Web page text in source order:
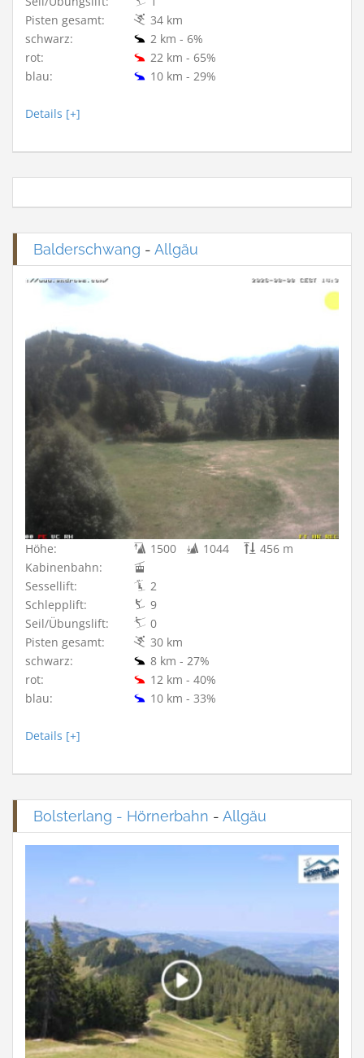
Pisten gesamt:
34 km
schwarz:
2 km - 6%
rot:
22 km - 65%
blau:
10 km - 29%
Details [+]
Balderschwang - Allgäu
Höhe: 1500 1044
456 m
Kabinenbahn:
Sessellift:
2
Schlepplift:
9
Seil/Übungslift:
0
Pisten gesamt:
30 km
schwarz:
8 km - 27%
rot:
12 km - 40%
blau:
10 km - 33%
Details [+]
Bolsterlang - Hörnerbahn - Allgäu